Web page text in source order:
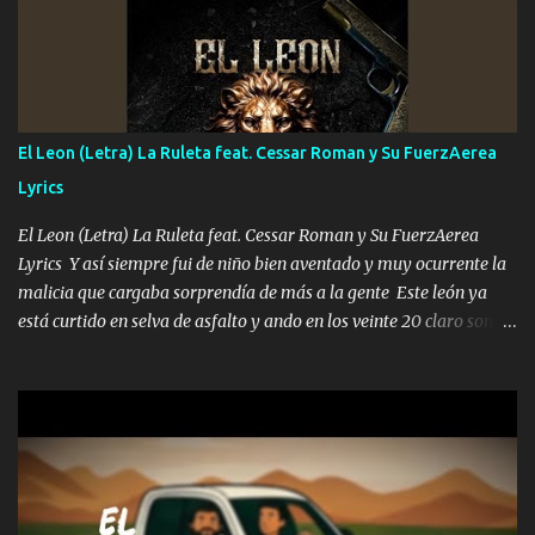
A veces me pongo un sombrero a veces me ven la cachucha de lado
con la mirada siempre en alto A veces me fajó una super o a veces
me fajó una Glock siempre armado todas las generaciones yo
traigo El chiste es que hago lo que quiero pues así soy me mandó
yo tengo el control a todos yo les paro el dedo soy hocicon un
malcriado un malandrón Que Les importa no saben nada falsas
las risas las que me miran hay gente corriente no quieren ve...
El Leon (Letra) La Ruleta feat. Cessar Roman y Su FuerzAerea
Lyrics
El Leon (Letra) La Ruleta feat. Cessar Roman y Su FuerzAerea
Lyrics Y así siempre fui de niño bien aventado y muy ocurrente la
malicia que cargaba sorprendía de más a la gente Este león ya
está curtido en selva de asfalto y ando en los veinte 20 claro son
pa más pues hay charola les voy a dar hasta topar pues no hay de
otra Música Surcando bien mi camino voy por mi línea no veo a
los lados aquel que no corre vuela no se me duerm voy chicoteado
Ya pasé varias hazañas ya tienen rato que me agarran el colmillo